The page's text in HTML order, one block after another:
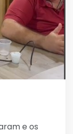
e os